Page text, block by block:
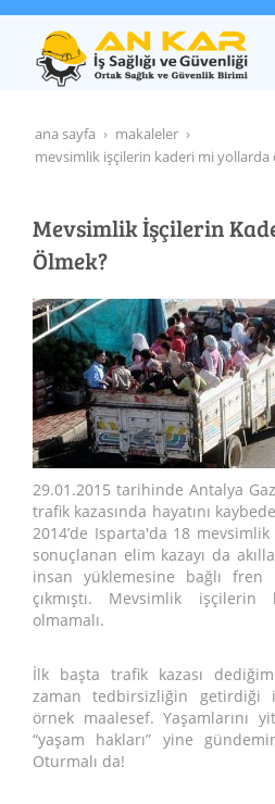
ana sayfa
makaleler
mevsimlik i̇şçilerin kaderi mi yollarda
Mevsimlik İşçilerin
Ölmek?
29.01.2015 tarihinde Antalya
trafik kazasında hayatını
2014’de Isparta'da 18
sonuçlanan elim kazayı da
insan yüklemesine bağlı fren
çıkmıştı. Mevsimlik
olmamalı.
İlk başta trafik kazası
zaman tedbirsizliğin
örnek maalesef. Yaşamlarını
“yaşam hakları” yine
Oturmalı da!